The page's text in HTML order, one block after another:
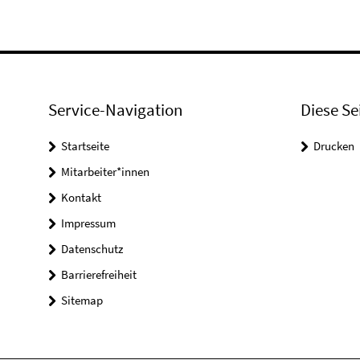
Service-Navigation
Startseite
Mitarbeiter*innen
Kontakt
Impressum
Datenschutz
Barrierefreiheit
Sitemap
Diese
Drucken